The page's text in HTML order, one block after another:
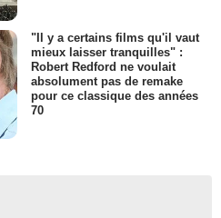
"Il y a certains films qu'il vaut
mieux laisser tranquilles" :
Robert Redford ne voulait
absolument pas de remake
pour ce classique des années
70